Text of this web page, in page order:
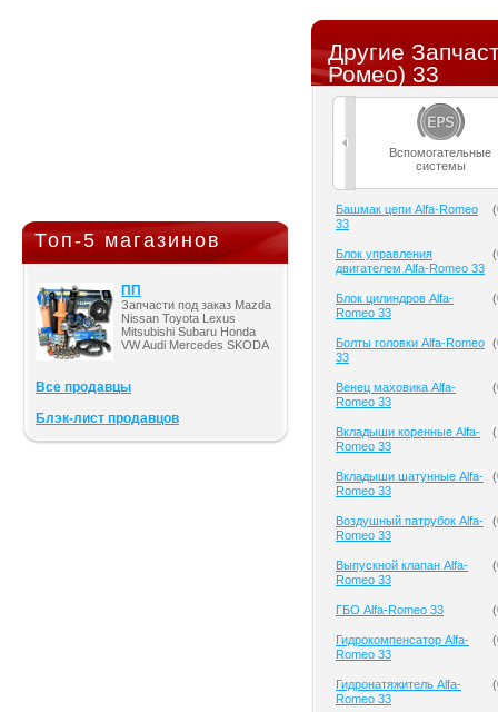
Топ-5 магазинов
ПП
Запчасти под заказ Mazda
Nissan Toyota Lexus
Mitsubishi Subaru Honda
VW Audi Mercedes SKODA
Все продавцы
Блэк-лист продавцов
Другие
Ромео) 33
Вспомогательные
системы
Башмак цепи Alfa-Romeo
33
(
Блок управления
двигателем Alfa-Romeo 33
(
Блок цилиндров Alfa-
Romeo 33
(
Болты головки Alfa-Romeo
33
(
Венец маховика Alfa-
Romeo 33
(
Вкладыши коренные Alfa-
Romeo 33
(
Вкладыши шатунные Alfa-
Romeo 33
(
Воздушный патрубок Alfa-
Romeo 33
(
Выпускной клапан Alfa-
Romeo 33
(
ГБО Alfa-Romeo 33 (
Гидрокомпенсатор Alfa-
Romeo 33
(
Гидронатяжитель Alfa-
Romeo 33
(